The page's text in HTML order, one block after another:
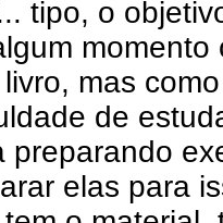
tipo, o
mas
de
preparando
elas para